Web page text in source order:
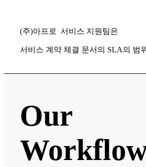
(주)아프로 서비스 지원팀은
서비스 계약 체결 문서의 SLA의 범
Our